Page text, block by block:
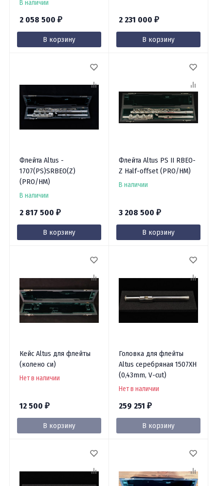
В наличии
2 058 500 ₽
В корзину
2 231 000 ₽
В корзину
Флейта Altus -
1707(PS)SRBEO(Z)
(PRO/HM)
В наличии
2 817 500 ₽
В корзину
Флейта Altus PS II RBEO-
Z Half-offset (PRO/HM)
В наличии
3 208 500 ₽
В корзину
Кейс Altus для флейты
(колено си)
Нет в наличии
12 500 ₽
В корзину
Головка для флейты
Altus серебряная 1507XH
(0,43mm, V-cut)
Нет в наличии
259 251 ₽
В корзину